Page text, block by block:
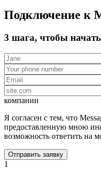
Подключение к
3 шага, чтобы
компании
Я согласен с тем, что
предоставленную мною
возможность ответить на
1